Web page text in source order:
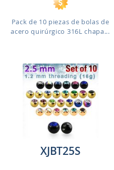
Pack de 10 piezas de bolas de
acero quirúrgico 316L chapa...
XJBT25S